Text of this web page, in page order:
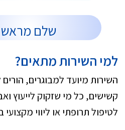
שלם מראש
למי השירות מתאים?
השירות מיועד למבוגרים, הורים
קשישים, כל מי שזקוק לייעוץ
לטיפול תרופתי או ליווי